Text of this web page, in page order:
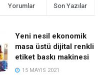
Yorumlar Son Yazılar
Yeni nesil ekonomik
masa üstü dijital renkli
etiket baskı makinesi
15 MAYIS 2021